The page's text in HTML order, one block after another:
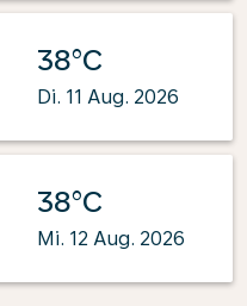
38°C
Di. 11 Aug. 2026
38°C
Mi. 12 Aug. 2026